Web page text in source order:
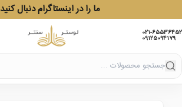
ما را در اینستاگرام دنبال کنید
021-65536452
09125094179